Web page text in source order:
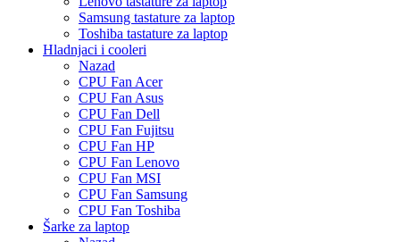
Samsung tastature za laptop
Toshiba tastature za laptop
Hladnjaci i cooleri
Nazad
CPU Fan Acer
CPU Fan Asus
CPU Fan Dell
CPU Fan Fujitsu
CPU Fan HP
CPU Fan Lenovo
CPU Fan MSI
CPU Fan Samsung
CPU Fan Toshiba
Šarke za laptop